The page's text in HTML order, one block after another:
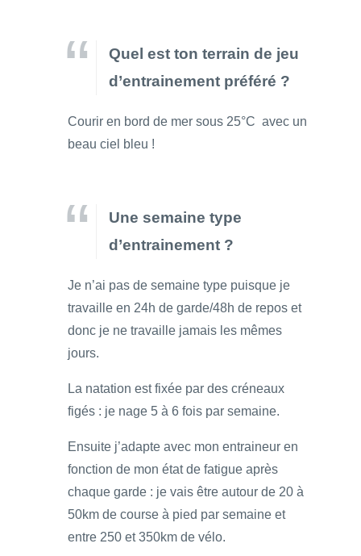
Quel est ton terrain de jeu
d’entrainement préféré ?
Courir en bord de mer sous 25°C avec un
beau ciel bleu !
Une semaine type
d’entrainement ?
Je n’ai pas de semaine type puisque je
travaille en 24h de garde/48h de repos et
donc je ne travaille jamais les mêmes
jours.
La natation est fixée par des créneaux
figés : je nage 5 à 6 fois par semaine.
Ensuite j’adapte avec mon entraineur en
fonction de mon état de fatigue après
chaque garde : je vais être autour de 20 à
50km de course à pied par semaine et
entre 250 et 350km de vélo.